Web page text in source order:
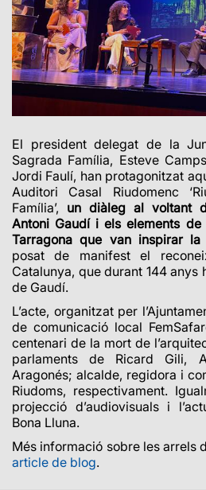
El president delegat de la
Sagrada Família, Esteve
Jordi Faulí, han protagonitzat
Auditori Casal Riudomenc
Família’, un diàleg al voltant
Antoni Gaudí i els elements
Tarragona que van inspirar la
posat de manifest el
Catalunya, que durant 144
de Gaudí.
L’acte, organitzat per
de comunicació local
centenari de la mort de
parlaments de Ricard Gili,
Aragonés; alcalde, regidora i
Riudoms, respectivament.
projecció d’audiovisuals i
Bona Lluna.
Més informació sobre les arrels
article de blog.